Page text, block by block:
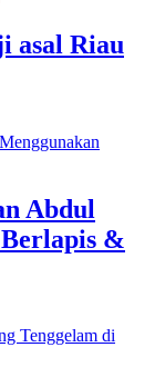
asal Riau
Abdul
&